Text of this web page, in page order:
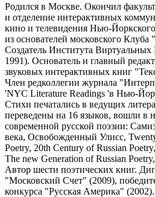
Родился в Москве. Окончил
и отделение интерактивных
кино и телевидения Нью-
из основателей московского Клуба
Создатель Института Виртуальных
1991). Основатель и главный
звуковых интерактивных книг
Член редколлегии журнала
'NYC Literature Readings 'в Нью-
Стихи печатались в ведущих
переведены на 16 языков, вошли в
современной русской поэзии:
века, Освобожденный Улисс,
Poetry, 20th Century of Russian
The new Generation of Russian
Автор шести поэтических книг.
"Московский Счет" (2009),
конкурса "Русская Америка"